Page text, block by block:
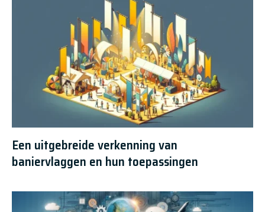
Een uitgebreide verkenning van
baniervlaggen en hun toepassingen